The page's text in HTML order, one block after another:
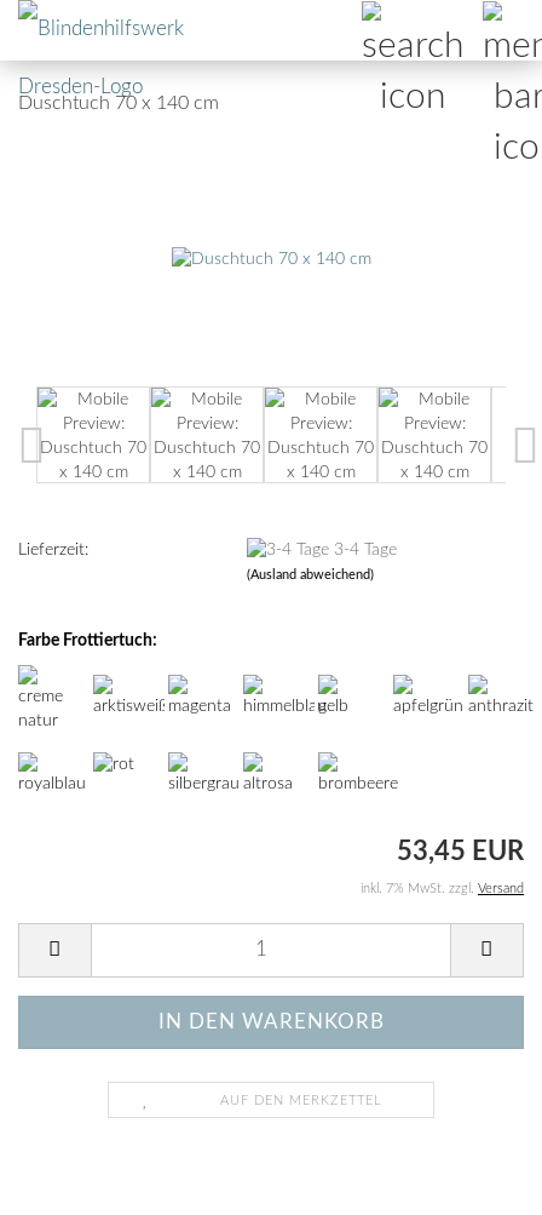
Duschtuch 70 x 140 cm
Lieferzeit: 3-4 Tage
(Ausland abweichend)
Farbe Frottiertuch:
53,45 EUR
inkl. 7% MwSt. zzgl. Versand
AUF DEN MERKZETTEL